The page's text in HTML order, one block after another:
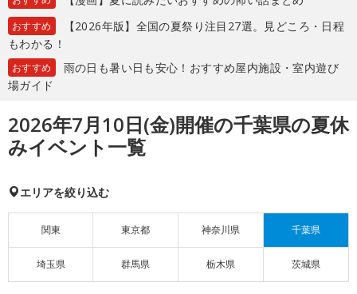
おすすめ
【2026年版】全国の夏祭り注目27選。見どころ・日程
もわかる！
おすすめ
雨の日も暑い日も安心！おすすめ屋内施設・室内遊び
場ガイド
2026年7月10日(金)開催の千葉県の夏休
みイベント一覧
エリアを絞り込む
関東 東京都 神奈川県 千葉県
埼玉県 群馬県 栃木県 茨城県